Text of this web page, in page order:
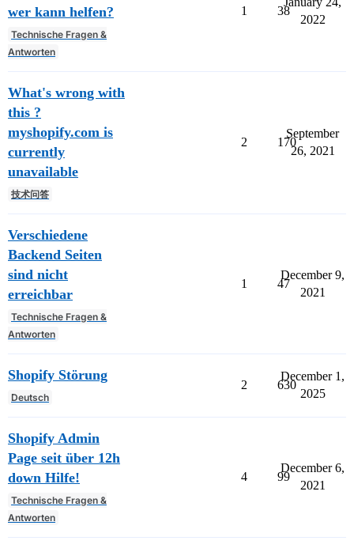
wer kann helfen?
Technische Fragen &
Antworten
1 38
2022
What's wrong with
this ?
myshopify.com is
currently
unavailable
技术问答
2 170
September
26, 2021
Verschiedene
Backend Seiten
sind nicht
erreichbar
Technische Fragen &
Antworten
1 47
December 9,
2021
Shopify Störung
Deutsch
2 630
December 1,
2025
Shopify Admin
Page seit über 12h
down Hilfe!
Technische Fragen &
Antworten
4 99
December 6,
2021